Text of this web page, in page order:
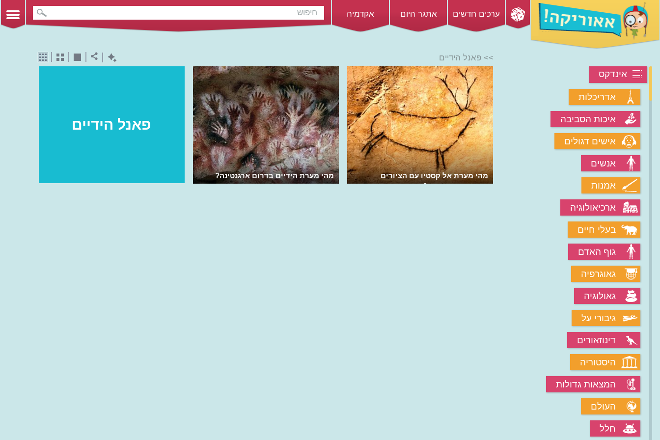
ערכים חדשים אתגר היום אקדמיה
אינדקס
אדריכלות
איכות הסביבה
אישים דגולים
אנשים
אמנות
ארכיאולוגיה
בעלי חיים
גוף האדם
גאוגרפיה
גאולוגיה
גיבורי על
דינוזאורים
היסטוריה
המצאות גדולות
העולם
חלל
>> פאנל הידיים
פאנל הידיים
מהי מערת הידיים בדרום ארגנטינה?
מהי מערת אל קסטיו עם הציורים
העתיקים באירופה?